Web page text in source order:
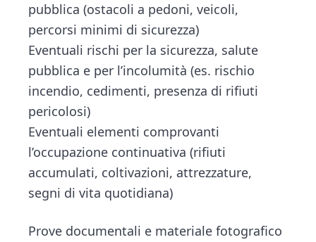
pubblica (ostacoli a pedoni, veicoli,
percorsi minimi di sicurezza)
Eventuali rischi per la sicurezza, salute
pubblica e per l’incolumità (es. rischio
incendio, cedimenti, presenza di rifiuti
pericolosi)
Eventuali elementi comprovanti
l’occupazione continuativa (rifiuti
accumulati, coltivazioni, attrezzature,
segni di vita quotidiana)
Prove documentali e materiale fotografico